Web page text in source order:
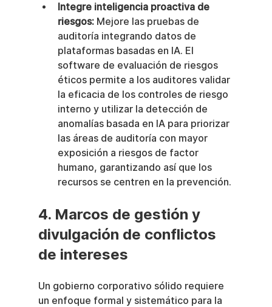
Integre inteligencia proactiva de
riesgos: Mejore las pruebas de
auditoría integrando datos de
plataformas basadas en IA. El
software de evaluación de riesgos
éticos permite a los auditores validar
la eficacia de los controles de riesgo
interno y utilizar la detección de
anomalías basada en IA para priorizar
las áreas de auditoría con mayor
exposición a riesgos de factor
humano, garantizando así que los
recursos se centren en la prevención.
4. Marcos de gestión y
divulgación de conflictos
de intereses
Un gobierno corporativo sólido requiere
un enfoque formal y sistemático para la